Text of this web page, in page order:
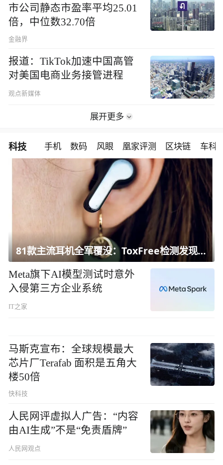
市公司静态市盈率平均25.01
倍，中位数32.70倍
金融界
报道：TikTok加速中国高管
对美国电商业务接管进程
观点新媒体
展开更多
科技 手机 数码 风眼 凰家评测 区块链 车科
81款主流耳机全军覆没：ToxFree检测发现均含对人体有害化学物质
Meta旗下AI模型测试时意外
入侵第三方企业系统
IT之家
马斯克宣布：全球规模最大
芯片厂Terafab 面积是五角大
楼50倍
快科技
人民网评虚拟人广告：“内容
由AI生成”不是“免责盾牌”
人民网观点